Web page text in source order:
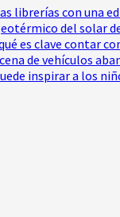
librerías con una
del solar
es clave contar
de vehículos
inspirar a los